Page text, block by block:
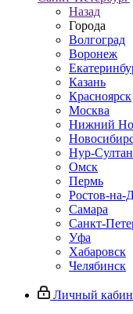
Назад
Города
Волгоград
Воронеж
Казань
Красноярск
Москва
Нижний
Нур-Султан
Омск
Пермь
Ростов-на-
Самара
Санкт-
Уфа
Хабаровск
Челябинск
Личный